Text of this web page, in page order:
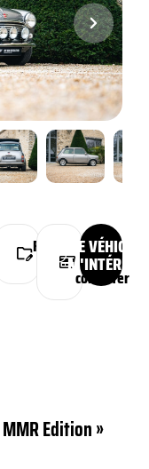
CE VÉHICULE
Financement
possible
Prix :
nous
consulter
Edition »